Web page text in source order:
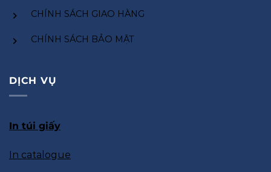
CHÍNH SÁCH GIAO HÀNG
CHÍNH SÁCH BẢO MẬT
DỊCH VỤ
In túi giấy
In catalogue